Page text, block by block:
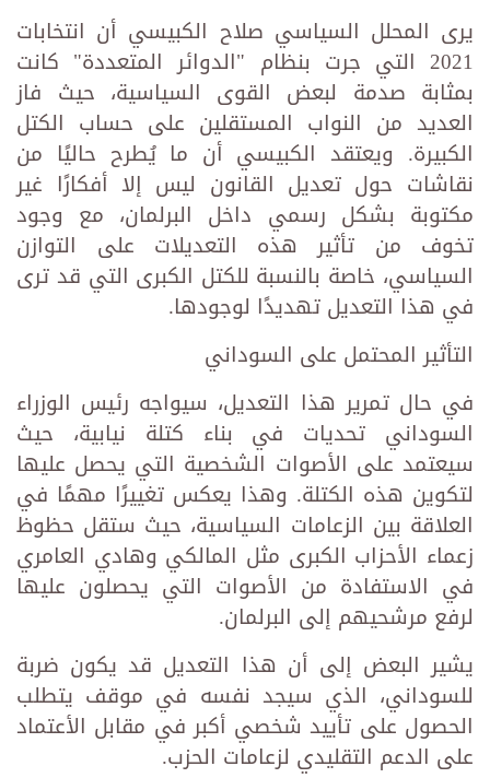
يرى المحلل السياسي صلاح الكبيسي أن انتخابات
2021 التي جرت بنظام "الدوائر المتعددة" كانت
بمثابة صدمة لبعض القوى السياسية، حيث فاز
العديد من النواب المستقلين على حساب الكتل
الكبيرة. ويعتقد الكبيسي أن ما يُطرح حاليًا من
نقاشات حول تعديل القانون ليس إلا أفكارًا غير
مكتوبة بشكل رسمي داخل البرلمان، مع وجود
تخوف من تأثير هذه التعديلات على التوازن
السياسي، خاصة بالنسبة للكتل الكبرى التي قد ترى
في هذا التعديل تهديدًا لوجودها.
التأثير المحتمل على السوداني
في حال تمرير هذا التعديل، سيواجه رئيس الوزراء
السوداني تحديات في بناء كتلة نيابية، حيث
سيعتمد على الأصوات الشخصية التي يحصل عليها
لتكوين هذه الكتلة. وهذا يعكس تغييرًا مهمًا في
العلاقة بين الزعامات السياسية، حيث ستقل حظوظ
زعماء الأحزاب الكبرى مثل المالكي وهادي العامري
في الاستفادة من الأصوات التي يحصلون عليها
لرفع مرشحيهم إلى البرلمان.
يشير البعض إلى أن هذا التعديل قد يكون ضربة
للسوداني، الذي سيجد نفسه في موقف يتطلب
الحصول على تأييد شخصي أكبر في مقابل الأعتماد
على الدعم التقليدي لزعامات الحزب.